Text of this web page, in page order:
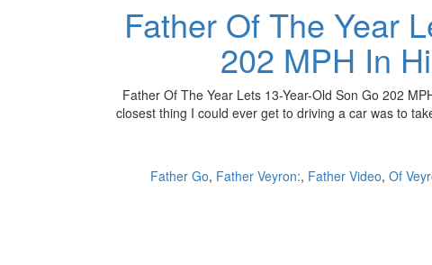
Father Of The Year
202 MPH In
Father Of The Year Lets 13-Year-Old Son Go 202
closest thing I could ever get to driving a car was to
Father Go, Father Veyron:, Father Video, Of